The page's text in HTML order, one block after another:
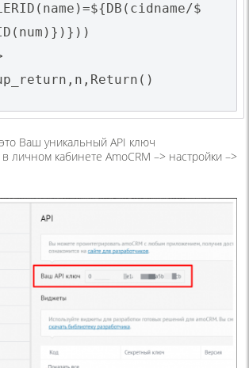
$
это Ваш уникальный API ключ
личном кабинете AmoCRM –> настройки –>